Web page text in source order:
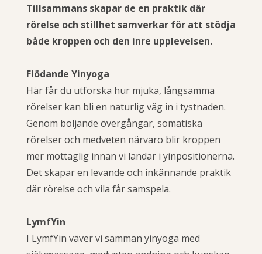
Tillsammans skapar de en praktik där
rörelse och stillhet samverkar för att stödja
både kroppen och den inre upplevelsen.
Flödande Yinyoga
Här får du utforska hur mjuka, långsamma
rörelser kan bli en naturlig väg in i tystnaden.
Genom böljande övergångar, somatiska
rörelser och medveten närvaro blir kroppen
mer mottaglig innan vi landar i yinpositionerna.
Det skapar en levande och inkännande praktik
där rörelse och vila får samspela.
LymfYin
I LymfYin väver vi samman yinyoga med